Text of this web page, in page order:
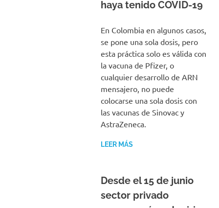
haya tenido COVID-19
En Colombia en algunos casos,
se pone una sola dosis, pero
esta práctica solo es válida con
la vacuna de Pfizer, o
cualquier desarrollo de ARN
mensajero, no puede
colocarse una sola dosis con
las vacunas de Sinovac y
AstraZeneca.
LEER MÁS
Desde el 15 de junio
sector privado